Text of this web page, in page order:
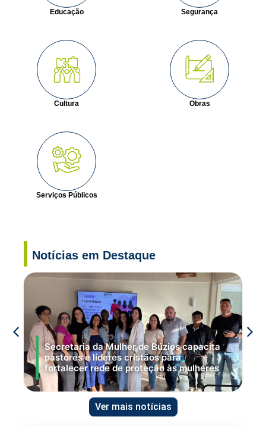
Educação Segurança
Cultura Obras
Serviços Públicos
Notícias em Destaque
Secretaria da Mulher de Búzios capacita
pastores e líderes cristãos para
fortalecer rede de proteção às mulheres
Ver mais notícias